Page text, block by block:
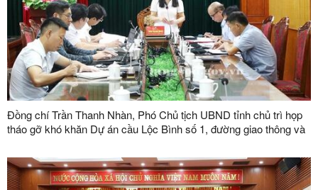
Đồng chí Trần Thanh Nhàn, Phó Chủ tịch UBND tỉnh chủ trì họp
tháo gỡ khó khăn Dự án cầu Lộc Bình số 1, đường giao thông và